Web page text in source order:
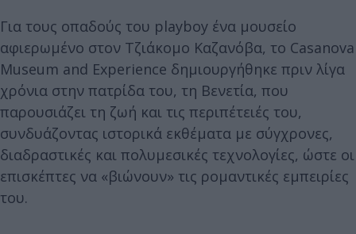
Για τους οπαδούς του playboy ένα μουσείο
αφιερωμένο στον Τζιάκομο Καζανόβα, το Casanova
Museum and Experience δημιουργήθηκε πριν λίγα
χρόνια στην πατρίδα του, τη Βενετία, που
παρουσιάζει τη ζωή και τις περιπέτειές του,
συνδυάζοντας ιστορικά εκθέματα με σύγχρονες,
διαδραστικές και πολυμεσικές τεχνολογίες, ώστε οι
επισκέπτες να «βιώνουν» τις ρομαντικές εμπειρίες
του.